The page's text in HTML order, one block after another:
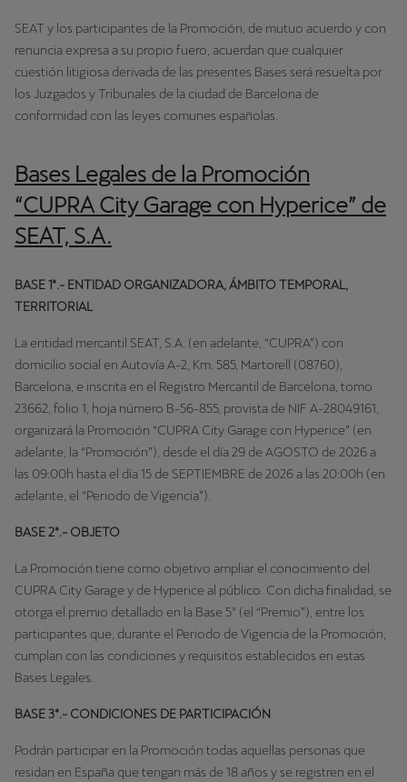
SEAT y los participantes de la Promoción, de mutuo acuerdo y con
renuncia expresa a su propio fuero, acuerdan que cualquier
cuestión litigiosa derivada de las presentes Bases será resuelta por
los Juzgados y Tribunales de la ciudad de Barcelona de
conformidad con las leyes comunes españolas.
Bases Legales de la Promoción
“CUPRA City Garage con Hyperice” de
SEAT, S.A.
BASE 1ª.- ENTIDAD ORGANIZADORA, ÁMBITO TEMPORAL,
TERRITORIAL
La entidad mercantil SEAT, S.A. (en adelante, “CUPRA”) con
domicilio social en Autovía A-2, Km. 585, Martorell (08760),
Barcelona, e inscrita en el Registro Mercantil de Barcelona, tomo
23662, folio 1, hoja número B-56-855, provista de NIF A-28049161,
organizará la Promoción “CUPRA City Garage con Hyperice” (en
adelante, la “Promoción”), desde el día 29 de AGOSTO de 2026 a
las 09:00h hasta el día 15 de SEPTIEMBRE de 2026 a las 20:00h (en
adelante, el “Periodo de Vigencia”).
BASE 2ª.- OBJETO
La Promoción tiene como objetivo ampliar el conocimiento del
CUPRA City Garage y de Hyperice al público. Con dicha finalidad, se
otorga el premio detallado en la Base 5ª (el “Premio”), entre los
participantes que, durante el Periodo de Vigencia de la Promoción,
cumplan con las condiciones y requisitos establecidos en estas
Bases Legales.
BASE 3ª.- CONDICIONES DE PARTICIPACIÓN
Podrán participar en la Promoción todas aquellas personas que
residan en España que tengan más de 18 años y se registren en el